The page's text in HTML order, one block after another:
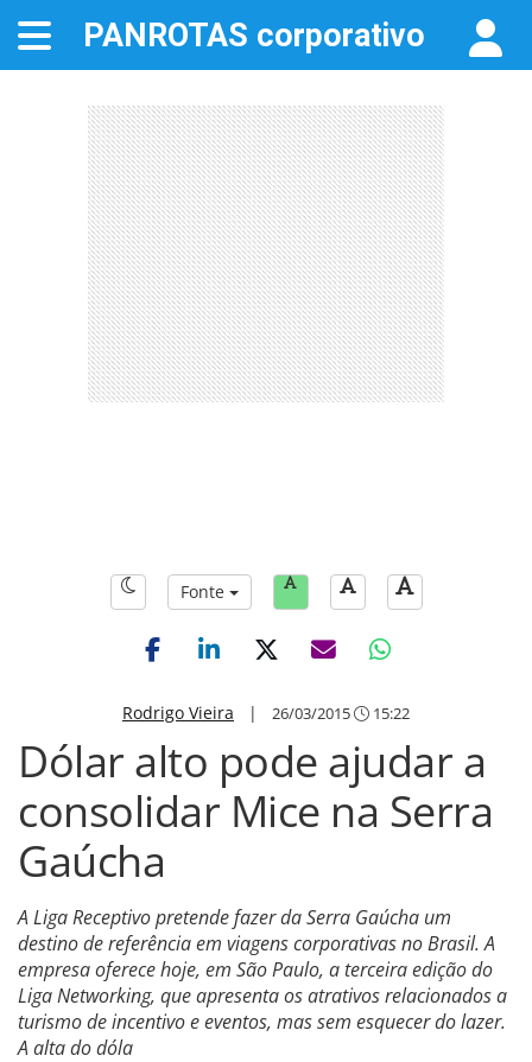
PANROTAS corporativo
Fonte
Rodrigo Vieira | 26/03/2015 15:22
Dólar alto pode ajudar a
consolidar Mice na Serra
Gaúcha
A Liga Receptivo pretende fazer da Serra Gaúcha um
destino de referência em viagens corporativas no Brasil. A
empresa oferece hoje, em São Paulo, a terceira edição do
Liga Networking, que apresenta os atrativos relacionados a
turismo de incentivo e eventos, mas sem esquecer do lazer.
A alta do dóla